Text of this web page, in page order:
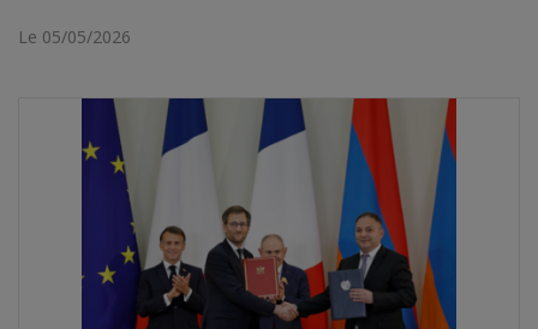
Le 05/05/2026